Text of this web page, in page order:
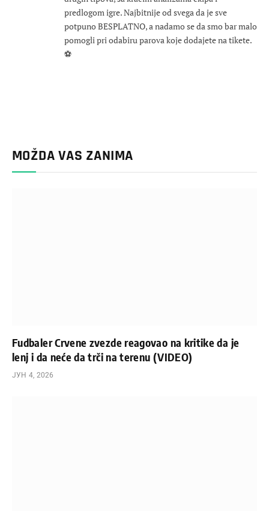
predlogom igre. Najbitnije od svega da je sve
potpuno BESPLATNO, a nadamo se da smo bar malo
pomogli pri odabiru parova koje dodajete na tikete.
⚽
MOŽDA VAS ZANIMA
Fudbaler Crvene zvezde reagovao na kritike da je
lenj i da neće da trči na terenu (VIDEO)
ЈУН 4, 2026